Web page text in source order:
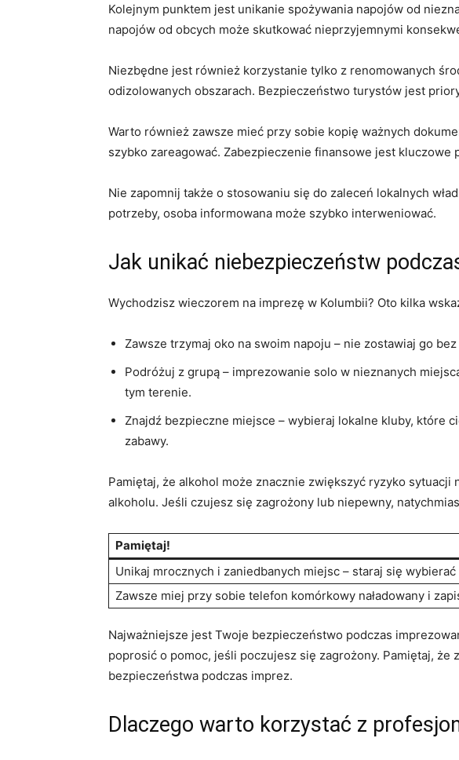
Kolejnym punktem jest unikanie spożywania napojów ​od⁤
napojów⁢ od obcych ‍może skutkować nieprzyjemnymi
Niezbędne jest również‌ korzystanie ‌tylko ⁤z renomowanych
odizolowanych obszarach. Bezpieczeństwo turystów jest​
Warto również⁣ zawsze mieć przy sobie kopię ważnych
szybko zareagować. Zabezpieczenie⁣ finansowe jest kluczowe​
Nie⁣ zapomnij także‍ o stosowaniu⁣ się do zaleceń lokalnych
potrzeby, osoba informowana może szybko interweniować.
Jak ​unikać niebezpieczeństw​
Wychodzisz wieczorem na imprezę w ⁢Kolumbii? Oto kilka
Zawsze trzymaj oko na ⁤swoim napoju – nie zostawiaj go
Podróżuj z grupą – imprezowanie‍ solo w nieznanych
tym​ terenie.
Znajdź bezpieczne miejsce – wybieraj lokalne kluby,⁤ które
zabawy.
Pamiętaj, że alkohol może znacznie zwiększyć ryzyko
alkoholu. Jeśli czujesz się zagrożony​ lub​ niepewny,
Pamiętaj!
Unikaj mrocznych ‌i zaniedbanych miejsc – staraj ⁢się
Zawsze miej przy sobie telefon komórkowy naładowany i
Najważniejsze jest Twoje bezpieczeństwo podczas
poprosić⁤ o⁣ pomoc, jeśli⁢ poczujesz się zagrożony.⁢ Pamiętaj,⁣ że
bezpieczeństwa podczas imprez.
Dlaczego warto korzystać ⁤z